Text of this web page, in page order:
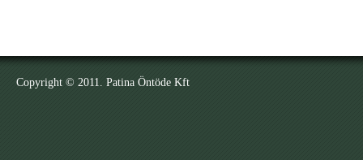
Copyright © 2011. Patina Öntöde Kft